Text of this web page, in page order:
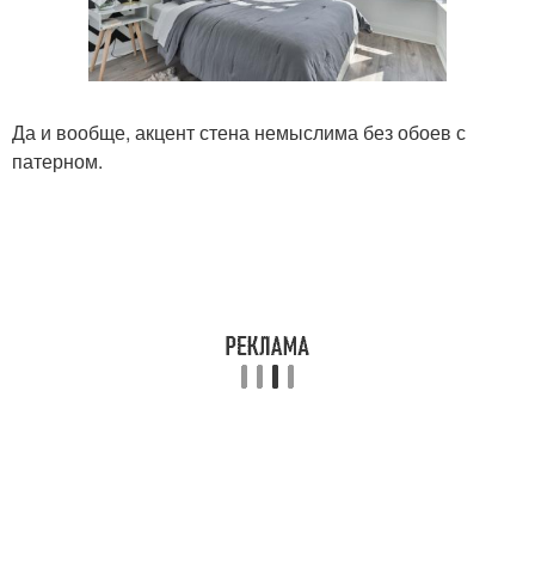
Да и вообще, акцент стена немыслима без обоев с
патерном.